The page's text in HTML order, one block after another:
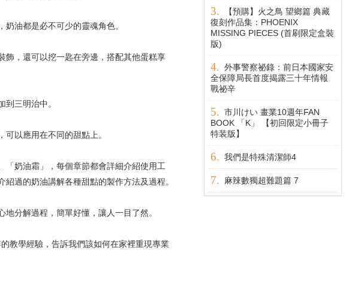
油都是必不可少的靈魂角色。
，還可以挖一匙在旁邊，搭配其他蛋糕享
三明治中。
以應用在不同的甜點上。
奶油霜」，每個章節都會詳細介紹使用工
過的奶油講解各種甜點的製作方法及過程。
分解過程，簡單好懂，讓人一目了然。
學經驗，告訴我們該如何在家裡重現專業
【預購】火之鳥 望鄉篇 典藏
復刻作品集：PHOENIX
MISSING PIECES (首刷限定盒裝
版)
外事警察祕錄：前日本國家安
全保障局長首度揭露三十年情報
戰祕辛
市川けい 畫業10週年FAN
BOOK 「K」 【初回限定小冊子
特装版】
我們是特殊清潔師4
麻辣數獨超難題篇 7